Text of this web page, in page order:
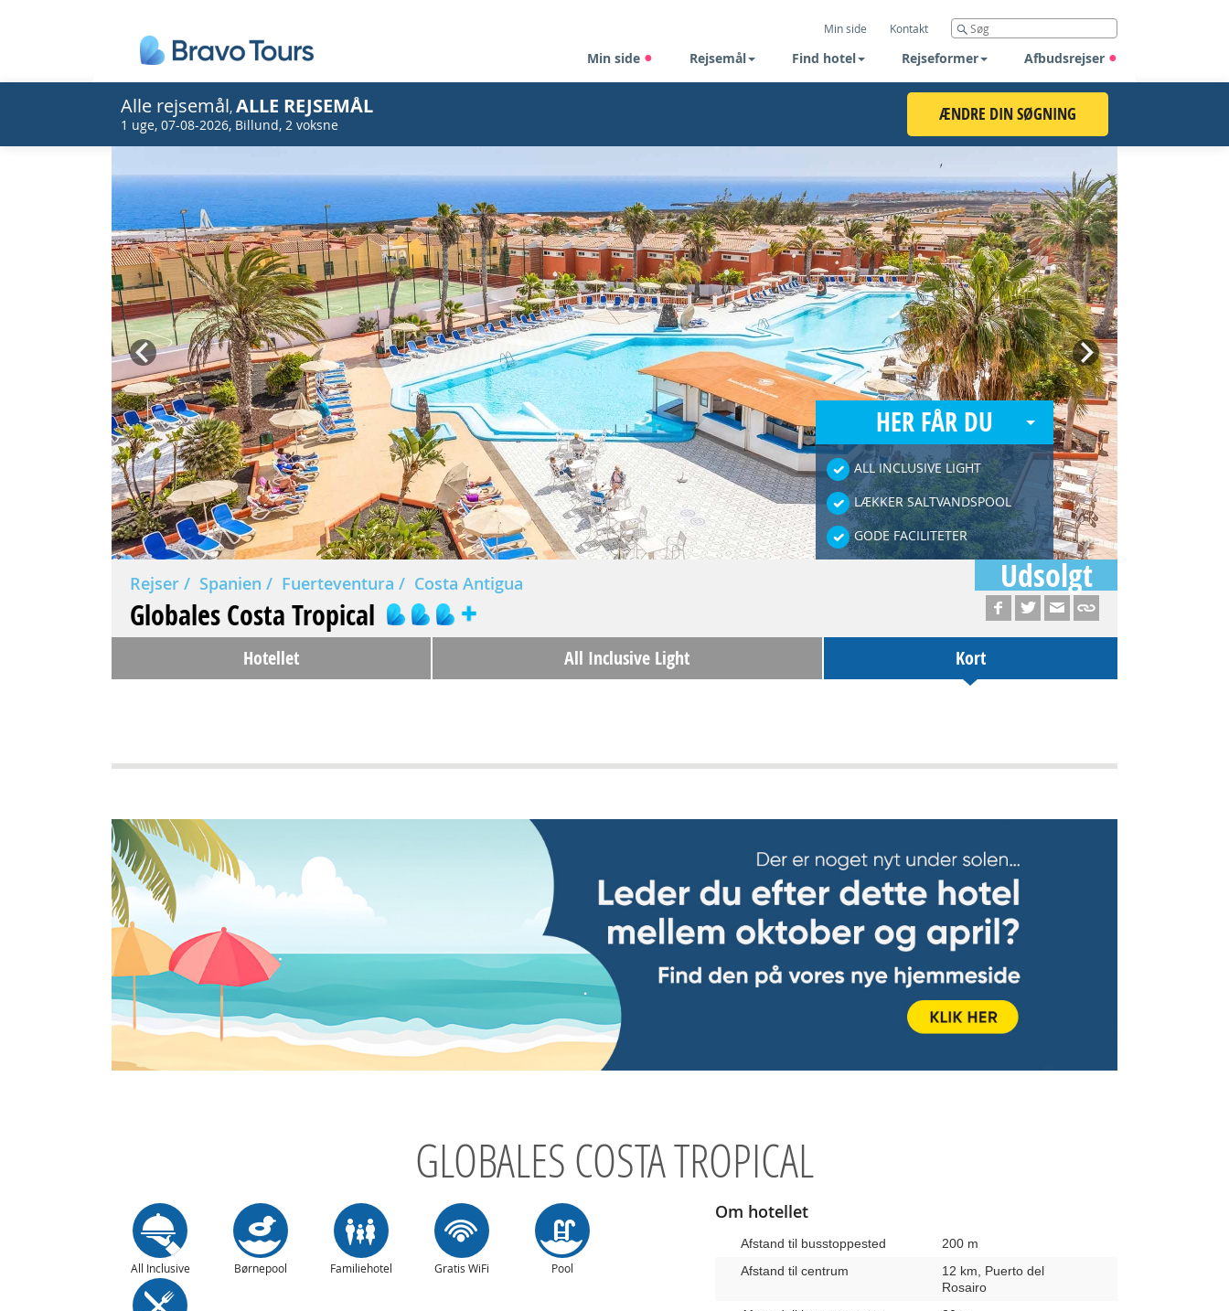
Min side Kontakt
Min side Rejsemål Find hotel Rejseformer Afbudsrejser
Alle rejsemål, ALLE REJSEMÅL
1 uge, 07-08-2026, Billund, 2 voksne ÆNDRE DIN SØGNING
HER FÅR DU
ALL INCLUSIVE LIGHT
LÆKKER SALTVANDSPOOL
GODE FACILITETER
Prev Next
Rejser Spanien Fuerteventura Costa Antigua Udsolgt
Globales Costa Tropical
Hotellet All Inclusive Light Kort
GLOBALES COSTA TROPICAL
All Inclusive Børnepool Familiehotel Gratis WiFi Pool
Om hotellet
Afstand til busstoppested
200 m
Afstand til centrum
12 km, Puerto del
Rosairo